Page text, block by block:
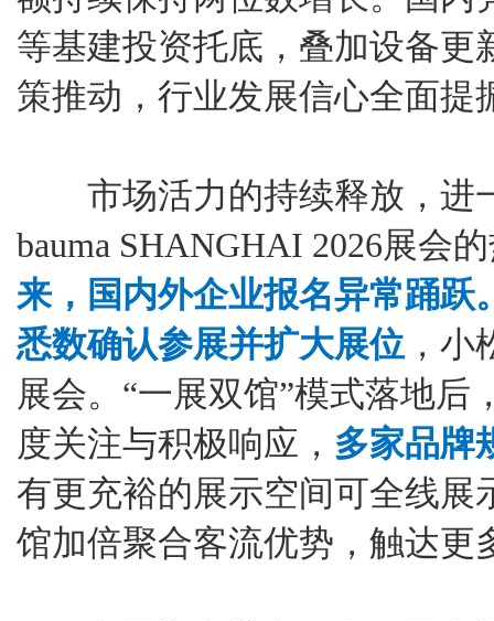
等基建投资托底，叠加设备更
策推动，行业发展信心全面提
市场活力的持续释放，进
bauma SHANGHAI 2026展会
来，国内外企业报名异常踊跃
悉数确认参展并扩大展位 ，
展会。“一展双馆”模式落地后
度关注与积极响应， 多家品牌
有更充裕的展示空间可全线展
馆加倍聚合客流优势，触达更